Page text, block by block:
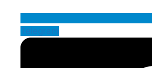
Telegram